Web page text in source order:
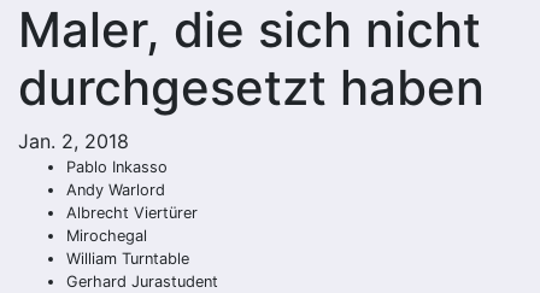
Maler, die sich nicht
durchgesetzt haben
Jan. 2, 2018
Pablo Inkasso
Andy Warlord
Albrecht Viertürer
Mirochegal
William Turntable
Gerhard Jurastudent